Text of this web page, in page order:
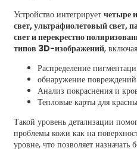
Устройство интегрирует четыре
свет, ультрафиолетовый свет,
свет и перекрестно
типов 3D-изображений,
Распределение
обнаружение
Анализ покраснения и
Тепловые карты для
Такой уровень детализации
проблемы кожи как на
уровне, что позволяет назначать